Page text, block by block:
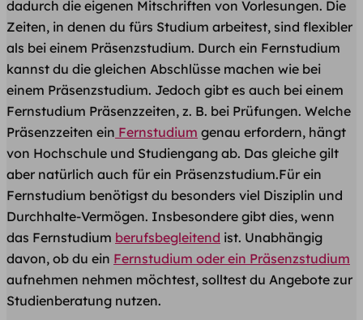
dadurch die eigenen Mitschriften von Vorlesungen. Die
Zeiten, in denen du fürs Studium arbeitest, sind flexibler
als bei einem Präsenzstudium. Durch ein Fernstudium
kannst du die gleichen Abschlüsse machen wie bei
einem Präsenzstudium. Jedoch gibt es auch bei einem
Fernstudium Präsenzzeiten, z. B. bei Prüfungen. Welche
Präsenzzeiten ein Fernstudium genau erfordern, hängt
von Hochschule und Studiengang ab. Das gleiche gilt
aber natürlich auch für ein Präsenzstudium.Für ein
Fernstudium benötigst du besonders viel Disziplin und
Durchhalte-Vermögen. Insbesondere gibt dies, wenn
das Fernstudium berufsbegleitend ist. Unabhängig
davon, ob du ein Fernstudium oder ein Präsenzstudium
aufnehmen nehmen möchtest, solltest du Angebote zur
Studienberatung nutzen.